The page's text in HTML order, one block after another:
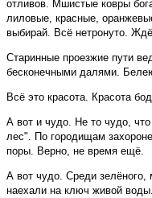
отливов. Мшистые ковры
лиловые, красные,
выбирай. Всё нетронуто.
Старинные проезжие пути
бесконечными далями.
Всё это красота. Красота
А вот и чудо. Не то чудо,
лес". По городищам
поры. Верно, не время ещё.
А вот чудо. Среди зелёного,
наехали на ключ живой